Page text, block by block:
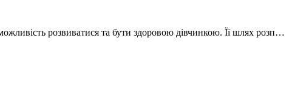
розвиватися та бути здоровою дівчинкою. Її шлях розп…